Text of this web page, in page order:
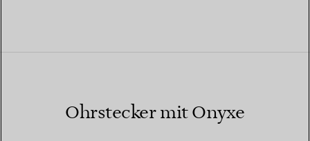
Ohrstecker mit Onyxe